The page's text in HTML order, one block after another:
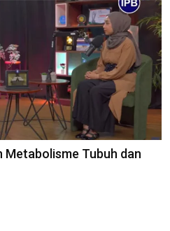
Metabolisme Tubuh dan